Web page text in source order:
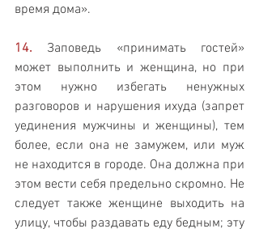
время дома».
14. Заповедь «принимать гостей»
может выполнить и женщина, но при
этом нужно избегать ненужных
разговоров и нарушения ихуда (запрет
уединения мужчины и женщины), тем
более, если она не замужем, или муж
не находится в городе. Она должна при
этом вести себя предельно скромно. Не
следует также женщине выходить на
улицу, чтобы раздавать еду бедным; эту